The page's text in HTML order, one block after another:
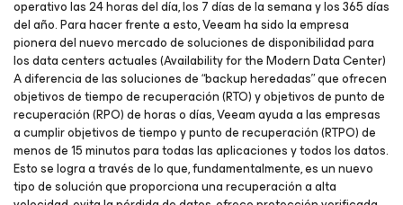
operativo las 24 horas del día, los 7 días de la semana y los 365 días
del año. Para hacer frente a esto, Veeam ha sido la empresa
pionera del nuevo mercado de soluciones de disponibilidad para
los data centers actuales (Availability for the Modern Data Center)
A diferencia de las soluciones de “backup heredadas” que ofrecen
objetivos de tiempo de recuperación (RTO) y objetivos de punto de
recuperación (RPO) de horas o días, Veeam ayuda a las empresas
a cumplir objetivos de tiempo y punto de recuperación (RTPO) de
menos de 15 minutos para todas las aplicaciones y todos los datos.
Esto se logra a través de lo que, fundamentalmente, es un nuevo
tipo de solución que proporciona una recuperación a alta